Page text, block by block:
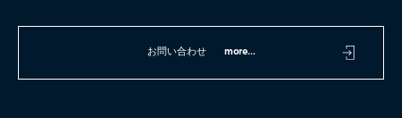
お問い合わせ more...